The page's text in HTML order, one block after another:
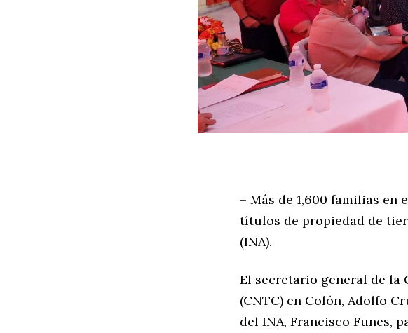
– Más de 1,600 familias en
títulos de propiedad de
(INA).
El secretario general de la
(CNTC) en Colón, Adolfo
del INA, Francisco Funes,